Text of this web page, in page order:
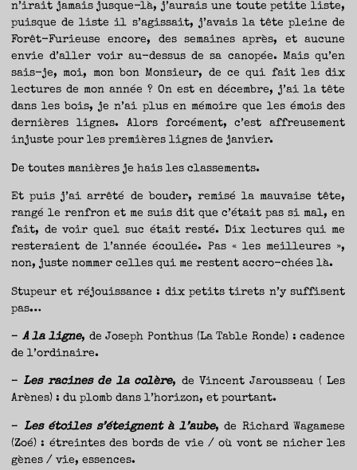
n’irait jamais jusque-là, j’aurais une toute petite liste,
puisque de liste il s’agissait, j’avais la tête pleine de
Forêt-Furieuse encore, des semaines après, et aucune
envie d’aller voir au-dessus de sa canopée. Mais qu’en
sais-je, moi, mon bon Monsieur, de ce qui fait les dix
lectures de mon année ? On est en décembre, j’ai la tête
dans les bois, je n’ai plus en mémoire que les émois des
dernières lignes. Alors forcément, c’est affreusement
injuste pour les premières lignes de janvier.
De toutes manières je hais les classements.
Et puis j’ai arrêté de bouder, remisé la mauvaise tête,
rangé le renfron et me suis dit que c’était pas si mal, en
fait, de voir quel suc était resté. Dix lectures qui me
resteraient de l’année écoulée. Pas « les meilleures »,
non, juste nommer celles qui me restent accro-chées là.
Stupeur et réjouissance : dix petits tirets n’y suffisent
pas…
–A la ligne, de Joseph Ponthus (La Table Ronde) : cadence
de l’ordinaire.
–Les racines de la colère, de Vincent Jarousseau ( Les
Arènes) : du plomb dans l’horizon, et pourtant.
– Les étoiles s’éteignent à l’aube, de Richard Wagamese
(Zoé) : étreintes des bords de vie / où vont se nicher les
gènes / vie, essences.